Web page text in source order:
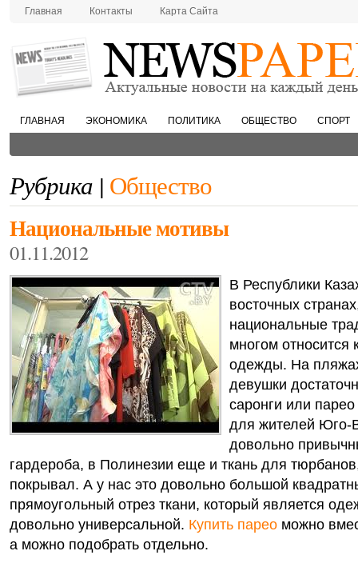
Главная Контакты Карта Сайта
ГЛАВНАЯ ЭКОНОМИКА ПОЛИТИКА ОБЩЕСТВО СПОРТ
Рубрика | Общество
Национальные мотивы
01.11.2012
В Республики
восточных
национальные
многом относится
одежды. На
девушки
саронги или
для жителей Юго-
довольно
гардероба, в Полинезии еще и ткань для
покрывал. А у нас это довольно большой
прямоугольный отрез ткани, который является
довольно универсальной. Купить парео можно
а можно подобрать отдельно.